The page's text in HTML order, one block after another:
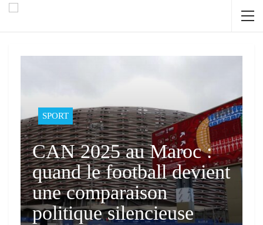
SPORT
CAN 2025 au Maroc :
quand le football devient
une comparaison
politique silencieuse